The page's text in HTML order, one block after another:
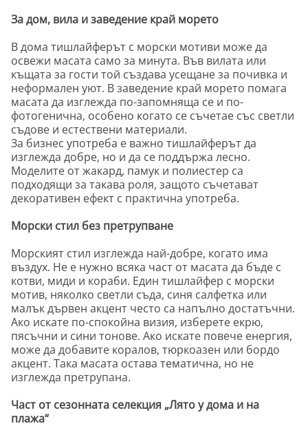
За дом, вила и заведение край морето
В дома тишлайферът с морски мотиви може да
освежи масата само за минута. Във вилата или
къщата за гости той създава усещане за почивка и
неформален уют. В заведение край морето помага
масата да изглежда по-запомняща се и по-
фотогенична, особено когато се съчетае със светли
съдове и естествени материали.
За бизнес употреба е важно тишлайферът да
изглежда добре, но и да се поддържа лесно.
Моделите от жакард, памук и полиестер са
подходящи за такава роля, защото съчетават
декоративен ефект с практична употреба.
Морски стил без претрупване
Морският стил изглежда най-добре, когато има
въздух. Не е нужно всяка част от масата да бъде с
котви, миди и кораби. Един тишлайфер с морски
мотив, няколко светли съда, синя салфетка или
малък дървен акцент често са напълно достатъчни.
Ако искате по-спокойна визия, изберете екрю,
пясъчни и сини тонове. Ако искате повече енергия,
може да добавите коралов, тюркоазен или бордо
акцент. Така масата остава тематична, но не
изглежда претрупана.
Част от сезонната селекция „Лято у дома и на
плажа“